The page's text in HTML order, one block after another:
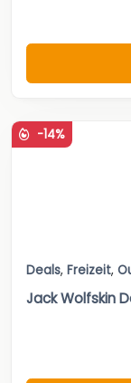
-14%
Deals, Freizeit,
Jack Wolfskin